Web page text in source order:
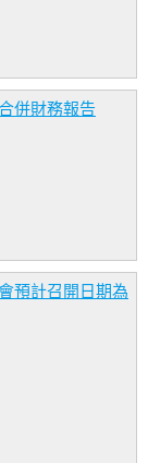
併財務報告
預計召開日期為